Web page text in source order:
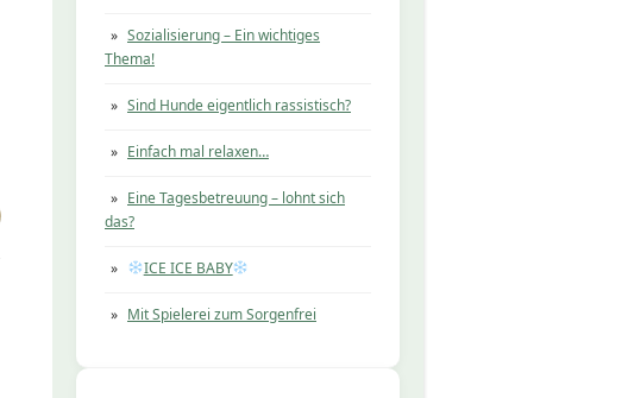
Sozialisierung – Ein wichtiges
Thema!
Sind Hunde eigentlich rassistisch?
Einfach mal relaxen…
Eine Tagesbetreuung – lohnt sich
das?
ICE ICE BABY
Mit Spielerei zum Sorgenfrei